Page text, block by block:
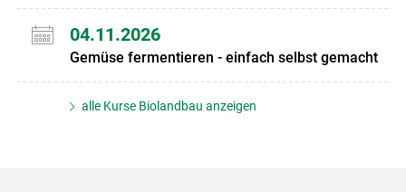
04.11.2026
Gemüse fermentieren - einfach selbst gemacht
alle Kurse Biolandbau anzeigen